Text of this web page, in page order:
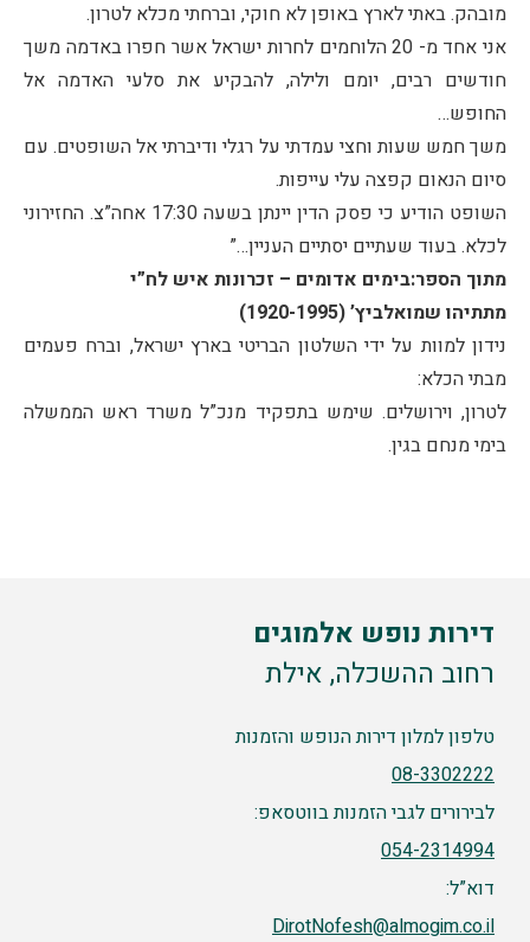
מובהק. באתי לארץ באופן לא חוקי, וברחתי מכלא לטרון.
אני אחד מ- 20 הלוחמים לחרות ישראל אשר חפרו באדמה משך
חודשים רבים, יומם ולילה, להבקיע את סלעי האדמה אל
החופש…
משך חמש שעות וחצי עמדתי על רגלי ודיברתי אל השופטים. עם
סיום הנאום קפצה עלי עייפות.
השופט הודיע כי פסק הדין יינתן בשעה 17:30 אחה”צ. החזירוני
לכלא. בעוד שעתיים יסתיים העניין…”
מתוך הספר:בימים אדומים – זכרונות איש לח”י
מתתיהו שמואלביץ’ (1920-1995)
נידון למוות על ידי השלטון הבריטי בארץ ישראל, וברח פעמים
מבתי הכלא:
לטרון, וירושלים. שימש בתפקיד מנכ”ל משרד ראש הממשלה
בימי מנחם בגין.
דירות נופש אלמוגים
רחוב ההשכלה, אילת
טלפון למלון דירות הנופש והזמנות
08-3302222
לבירורים לגבי הזמנות בווטסאפ:
054-2314994
דוא”ל:
DirotNofesh@almogim.co.il